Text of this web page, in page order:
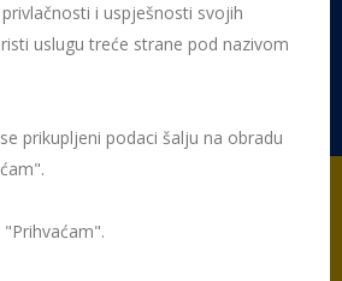
16:00
Rijeka
novosti
i uspješnosti svojih
uslugu treće strane pod nazivom
prikupljeni podaci šalju na obradu